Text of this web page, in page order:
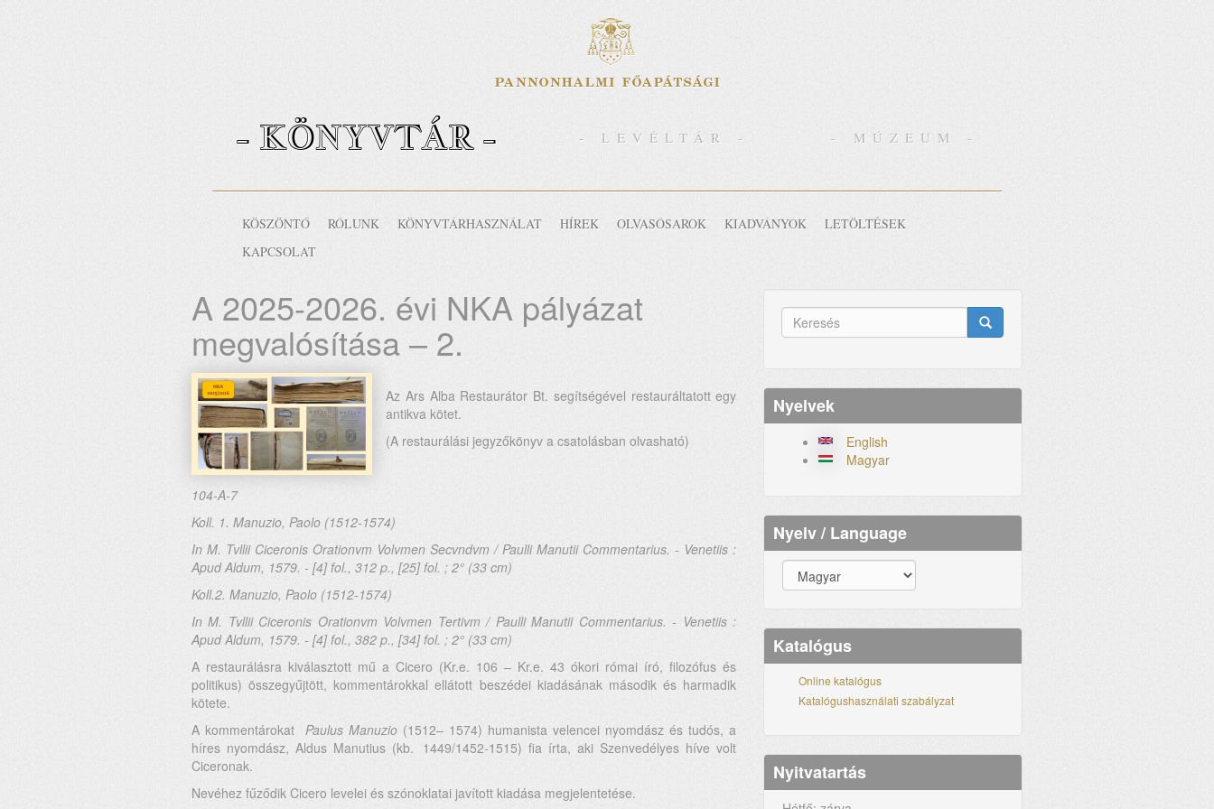
- KÖNYVTÁR - - LEVÉLTÁR - - MÚZEUM -
KÖSZÖNTŐ RÓLUNK KÖNYVTÁRHASZNÁLAT HÍREK OLVASÓSAROK KIADVÁNYOK
LETÖLTÉSEK
KAPCSOLAT
A 2025-2026. évi NKA pályázat
megvalósítása – 2.
Az Ars Alba Restaurátor Bt. segítségével restauráltatott egy
antikva kötet.
(A restaurálási jegyzőkönyv a csatolásban olvasható)
104-A-7
Koll. 1. Manuzio, Paolo (1512-1574)
In M. Tvllii Ciceronis Orationvm Volvmen Secvndvm / Paulli Manutii Commentarius. - Venetiis :
Apud Aldum, 1579. - [4] fol., 312 p., [25] fol. ; 2° (33 cm)
Koll.2. Manuzio, Paolo (1512-1574)
In M. Tvllii Ciceronis Orationvm Volvmen Tertivm / Paulli Manutii Commentarius. - Venetiis :
Apud Aldum, 1579. - [4] fol., 382 p., [34] fol. ; 2° (33 cm)
A restaurálásra kiválasztott mű a Cicero (Kr.e. 106 – Kr.e. 43 ókori római író, filozófus és
politikus) összegyűjtött, kommentárokkal ellátott beszédei kiadásának második és harmadik
kötete.
A kommentárokatPaulus Manuzio (1512– 1574) humanista velencei nyomdász és tudós, a
híres nyomdász, Aldus Manutius (kb. 1449/1452-1515) fia írta, aki Szenvedélyes híve volt
Ciceronak.
Nevéhez fűződik Cicero levelei és szónoklatai javított kiadása megjelentetése.
Keresés
Nyelvek
English
Magyar
Nyelv / Language
Katalógus
Online katalógus
Katalógushasználati szabályzat
Nyitvatartás